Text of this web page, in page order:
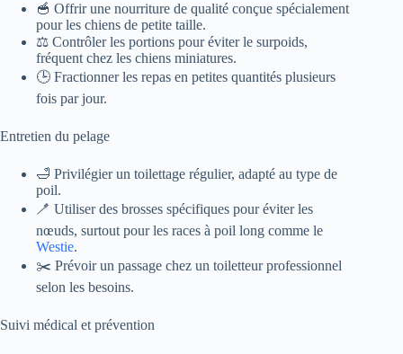
🥣 Offrir une nourriture de qualité conçue spécialement
pour les chiens de petite taille.
⚖️ Contrôler les portions pour éviter le surpoids,
fréquent chez les chiens miniatures.
🕒 Fractionner les repas en petites quantités plusieurs
fois par jour.
Entretien du pelage
🛁 Privilégier un toilettage régulier, adapté au type de
poil.
🪥 Utiliser des brosses spécifiques pour éviter les
nœuds, surtout pour les races à poil long comme le
Westie.
✂️ Prévoir un passage chez un toiletteur professionnel
selon les besoins.
Suivi médical et prévention